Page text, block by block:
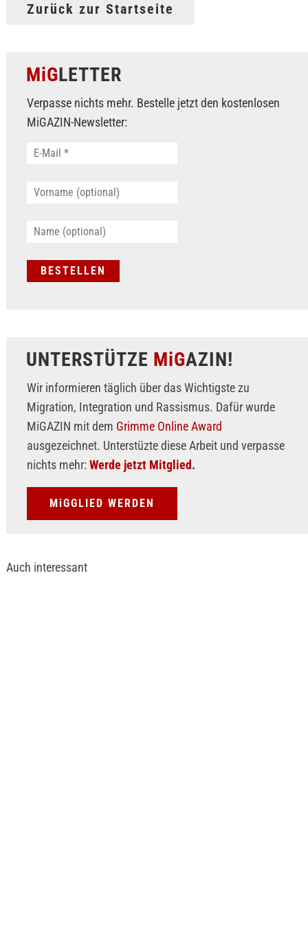
Zurück zur Startseite
MiGLETTER
Verpasse nichts mehr. Bestelle jetzt den kostenlosen
MiGAZIN-Newsletter:
UNTERSTÜTZE MiGAZIN!
Wir informieren täglich über das Wichtigste zu
Migration, Integration und Rassismus. Dafür wurde
MiGAZIN mit dem Grimme Online Award
ausgezeichnet. Unterstüzte diese Arbeit und verpasse
nichts mehr: Werde jetzt Mitglied.
MiGGLIED WERDEN
Auch interessant